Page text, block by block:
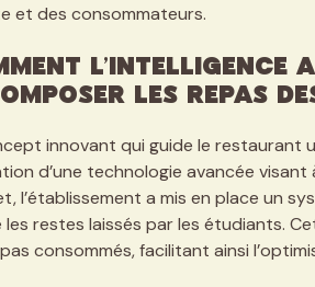
et des consommateurs.
l’intelligence
les repas
innovant qui guide le restaurant
d’une technologie avancée
l’établissement a mis en place un
restes laissés par les étudiants.
consommés, facilitant ainsi